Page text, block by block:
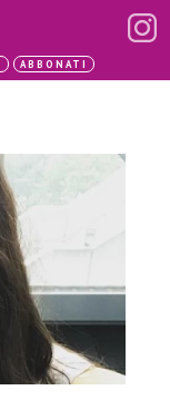
ABBONATI